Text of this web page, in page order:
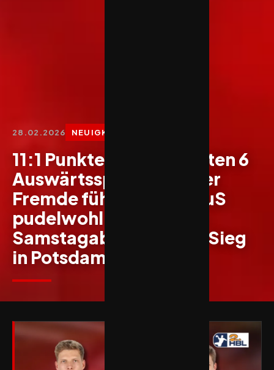
28.02.2026 NEUIGKEITEN
11:1 Punkte aus den letzten 6
Auswärtsspielen – in der
Fremde fühlt sich der TuS
pudelwohl – am frühen
Samstagabend 30:28-Sieg
in Potsdam